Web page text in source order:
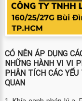
CÓ NÊN ÁP DỤNG
NHỮNG HÀNH VI VI
PHÂN TÍCH CÁC
QUAN